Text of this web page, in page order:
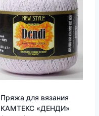
Пряжа для вязания
КАМТЕКС «ДЕНДИ»